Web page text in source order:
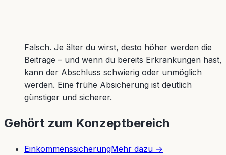
Falsch. Je älter du wirst, desto höher werden die
Beiträge – und wenn du bereits Erkrankungen hast,
kann der Abschluss schwierig oder unmöglich
werden. Eine frühe Absicherung ist deutlich
günstiger und sicherer.
Gehört zum Konzeptbereich
EinkommenssicherungMehr dazu →